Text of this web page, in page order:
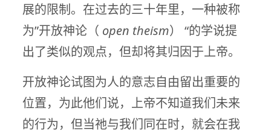
展的限制。在过去的三十年里，一种被称
为”开放神论（ open theism） “的学说提
出了类似的观点，但却将其归因于上帝。
开放神论试图为人的意志自由留出重要的
位置，为此他们说，上帝不知道我们未来
的行为，但当祂与我们同在时，就会在我